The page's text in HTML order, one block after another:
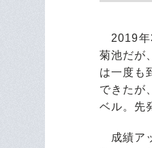
2019年
菊池だが
は一度も
できたが
ベル。先
成績ア